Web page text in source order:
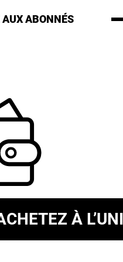
AUX ABONNÉS
À